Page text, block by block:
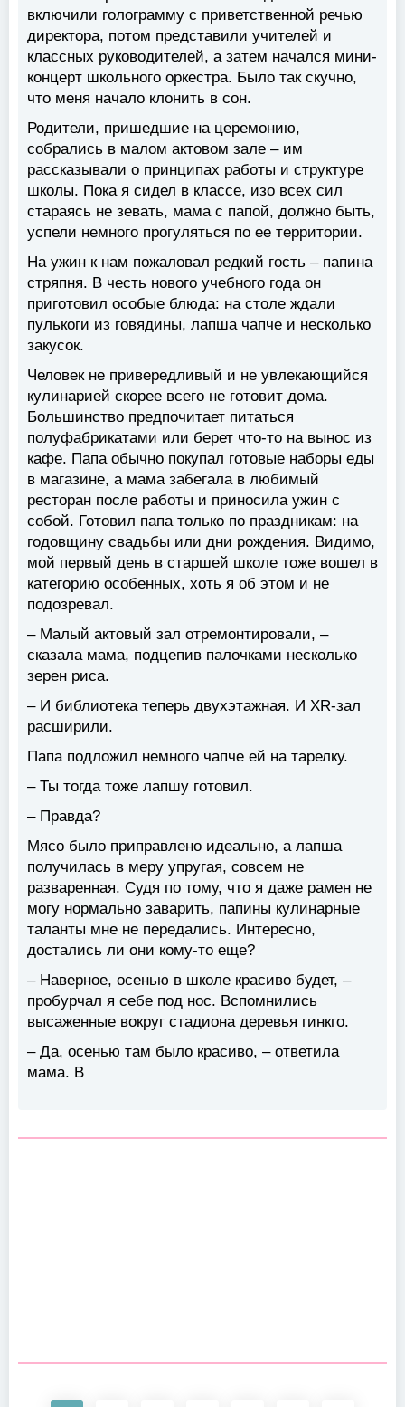
включили голограмму с приветственной речью
директора, потом представили учителей и
классных руководителей, а затем начался мини-
концерт школьного оркестра. Было так скучно,
что меня начало клонить в сон.
Родители, пришедшие на церемонию,
собрались в малом актовом зале – им
рассказывали о принципах работы и структуре
школы. Пока я сидел в классе, изо всех сил
стараясь не зевать, мама с папой, должно быть,
успели немного прогуляться по ее территории.
На ужин к нам пожаловал редкий гость – папина
стряпня. В честь нового учебного года он
приготовил особые блюда: на столе ждали
пулькоги из говядины, лапша чапче и несколько
закусок.
Человек не привередливый и не увлекающийся
кулинарией скорее всего не готовит дома.
Большинство предпочитает питаться
полуфабрикатами или берет что-то на вынос из
кафе. Папа обычно покупал готовые наборы еды
в магазине, а мама забегала в любимый
ресторан после работы и приносила ужин с
собой. Готовил папа только по праздникам: на
годовщину свадьбы или дни рождения. Видимо,
мой первый день в старшей школе тоже вошел в
категорию особенных, хоть я об этом и не
подозревал.
– Малый актовый зал отремонтировали, –
сказала мама, подцепив палочками несколько
зерен риса.
– И библиотека теперь двухэтажная. И XR-зал
расширили.
Папа подложил немного чапче ей на тарелку.
– Ты тогда тоже лапшу готовил.
– Правда?
Мясо было приправлено идеально, а лапша
получилась в меру упругая, совсем не
разваренная. Судя по тому, что я даже рамен не
могу нормально заварить, папины кулинарные
таланты мне не передались. Интересно,
достались ли они кому-то еще?
– Наверное, осенью в школе красиво будет, –
пробурчал я себе под нос. Вспомнились
высаженные вокруг стадиона деревья гинкго.
– Да, осенью там было красиво, – ответила
мама. В